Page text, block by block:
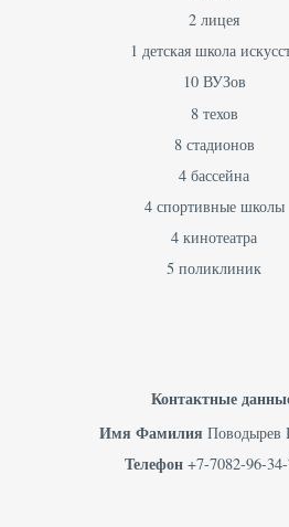
2 лицея
1 детская школа
10 ВУЗов
8 техов
8 стадионов
4 бассейна
4 спортивные школы
4 кинотеатра
5 поликлиник
Контактные
Имя Фамилия Поводырев
Телефон +7-7082-96-